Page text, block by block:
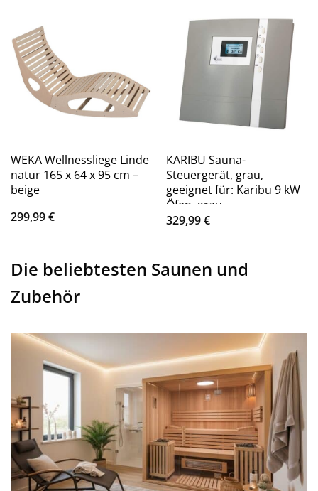
WEKA Wellnessliege Linde
natur 165 x 64 x 95 cm –
beige
299,99€
KARIBU Sauna-
Steuergerät, grau,
geeignet für: Karibu 9 kW
Öfen, grau
329,99€
Die beliebtesten Saunen und
Zubehör